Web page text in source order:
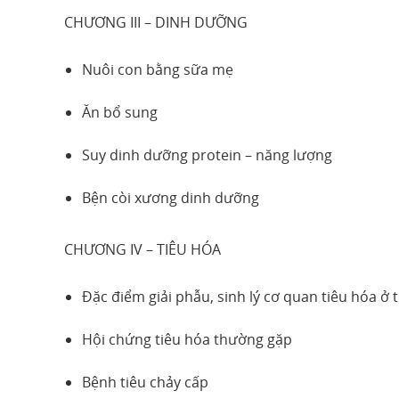
CHƯƠNG III – DINH DƯỠNG
Nuôi con bằng sữa mẹ
Ăn bổ sung
Suy dinh dưỡng protein – năng lượng
Bện còi xương dinh dưỡng
CHƯƠNG IV – TIÊU HÓA
Đặc điểm giải phẫu, sinh lý cơ quan tiêu hóa ở
Hội chứng tiêu hóa thường gặp
Bệnh tiêu chảy cấp